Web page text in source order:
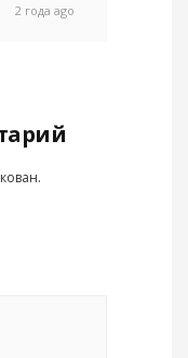
2 года ago